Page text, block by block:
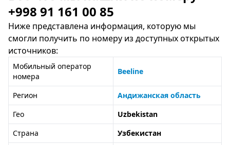
+998 91 161 00 85
Ниже представлена информация, которую мы
смогли получить по номеру из доступных открытых
источников:
Мобильный оператор
номера
Beeline
Регион
Андижанская область
Гео
Uzbekistan
Страна
Узбекистан